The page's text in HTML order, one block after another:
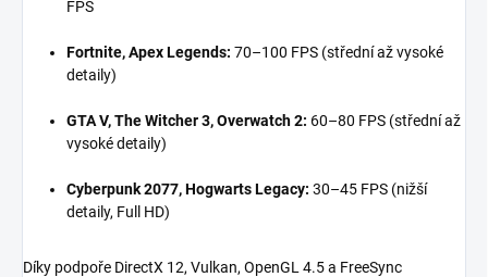
FPS
Fortnite, Apex Legends: 70–100 FPS (střední až vysoké
detaily)
GTA V, The Witcher 3, Overwatch 2: 60–80 FPS (střední až
vysoké detaily)
Cyberpunk 2077, Hogwarts Legacy: 30–45 FPS (nižší
detaily, Full HD)
Díky podpoře DirectX 12, Vulkan, OpenGL 4.5 a FreeSync